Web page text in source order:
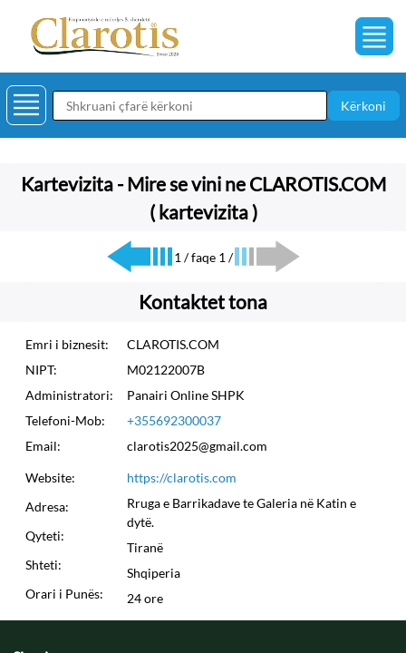
Kërkoni
Kartevizita - Mire se vini ne CLAROTIS.COM
( kartevizita )
1 / faqe 1 /
Kontaktet tona
Emri i biznesit:
NIPT:
Administratori:
Telefoni-Mob:
Email:
CLAROTIS.COM
M02122007B
Panairi Online SHPK
+355692300037
clarotis2025@gmail.com
Website:
Adresa:
Qyteti:
Shteti:
Orari i Punës:
https://clarotis.com
Rruga e Barrikadave te Galeria në Katin e
dytë.
Tiranë
Shqiperia
24 ore